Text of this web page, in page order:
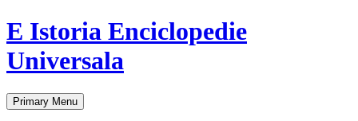
E Istoria Enciclopedie
Universala
Search
Primary Menu Skip
to